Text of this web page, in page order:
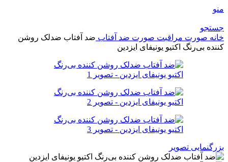
منو
جستجو
خانه صورت مراقبت صورت ضد آفتاب ضد آفتاب ضد‌لک روشن
کننده بی‌رنگ اکتیو یونیفای ایزدین
بزرگنمایی تصویر